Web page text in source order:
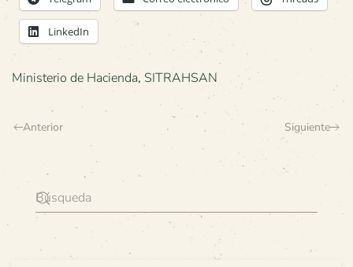
LinkedIn
Ministerio de Hacienda, SITRAHSAN
Anterior Siguiente